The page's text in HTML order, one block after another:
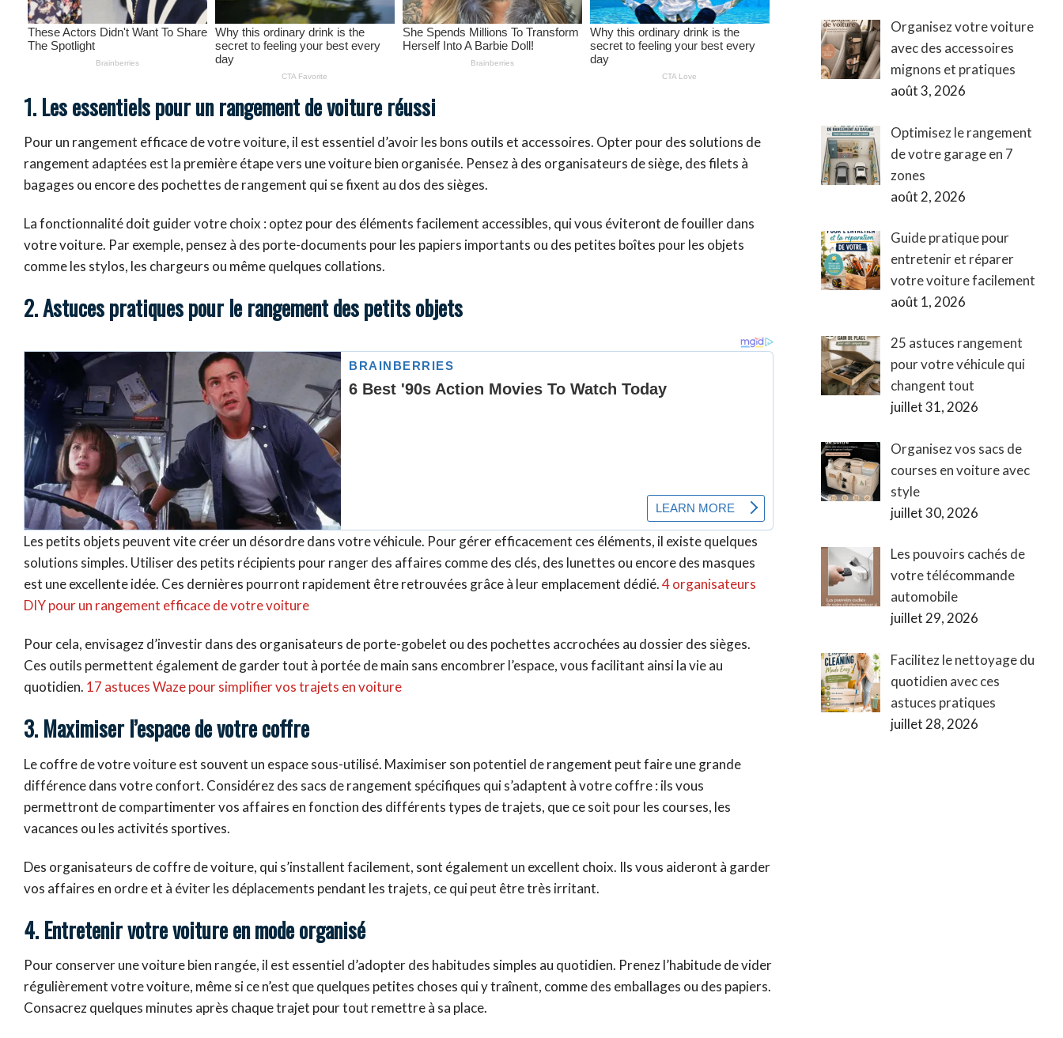
1. Les essentiels pour un rangement de voiture réussi
Pour un rangement efficace de votre voiture, il est essentiel d’avoir les bons outils et accessoires. Opter pour des solutions de
rangement adaptées est la première étape vers une voiture bien organisée. Pensez à des organisateurs de siège, des filets à
bagages ou encore des pochettes de rangement qui se fixent au dos des sièges.
La fonctionnalité doit guider votre choix : optez pour des éléments facilement accessibles, qui vous éviteront de fouiller dans
votre voiture. Par exemple, pensez à des porte-documents pour les papiers importants ou des petites boîtes pour les objets
comme les stylos, les chargeurs ou même quelques collations.
2. Astuces pratiques pour le rangement des petits objets
Les petits objets peuvent vite créer un désordre dans votre véhicule. Pour gérer efficacement ces éléments, il existe quelques
solutions simples. Utiliser des petits récipients pour ranger des affaires comme des clés, des lunettes ou encore des masques
est une excellente idée. Ces dernières pourront rapidement être retrouvées grâce à leur emplacement dédié.4 organisateurs
DIY pour un rangement efficace de votre voiture
Pour cela, envisagez d’investir dans des organisateurs de porte-gobelet ou des pochettes accrochées au dossier des sièges.
Ces outils permettent également de garder tout à portée de main sans encombrer l’espace, vous facilitant ainsi la vie au
quotidien. 17 astuces Waze pour simplifier vos trajets en voiture
3. Maximiser l’espace de votre coffre
Le coffre de votre voiture est souvent un espace sous-utilisé. Maximiser son potentiel de rangement peut faire une grande
différence dans votre confort. Considérez des sacs de rangement spécifiques qui s’adaptent à votre coffre : ils vous
permettront de compartimenter vos affaires en fonction des différents types de trajets, que ce soit pour les courses, les
vacances ou les activités sportives.
Des organisateurs de coffre de voiture, qui s’installent facilement, sont également un excellent choix. Ils vous aideront à garder
vos affaires en ordre et à éviter les déplacements pendant les trajets, ce qui peut être très irritant.
4. Entretenir votre voiture en mode organisé
Pour conserver une voiture bien rangée, il est essentiel d’adopter des habitudes simples au quotidien. Prenez l’habitude de vider
régulièrement votre voiture, même si ce n’est que quelques petites choses qui y traînent, comme des emballages ou des papiers.
Consacrez quelques minutes après chaque trajet pour tout remettre à sa place.
Organisez votre voiture
avec des accessoires
mignons et pratiques
août 3, 2026
Optimisez le rangement
de votre garage en 7
zones
août 2, 2026
Guide pratique pour
entretenir et réparer
votre voiture facilement
août 1, 2026
25 astuces rangement
pour votre véhicule qui
changent tout
juillet 31, 2026
Organisez vos sacs de
courses en voiture avec
style
juillet 30, 2026
Les pouvoirs cachés de
votre télécommande
automobile
juillet 29, 2026
Facilitez le nettoyage du
quotidien avec ces
astuces pratiques
juillet 28, 2026